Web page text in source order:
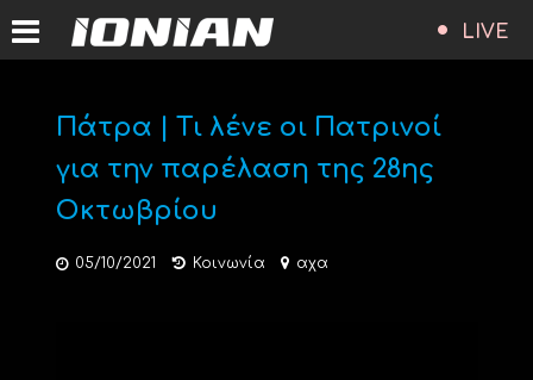
LIVE
Πάτρα | Τι λένε οι Πατρινοί
για την παρέλαση της 28ης
Οκτωβρίου
05/10/2021 Κοινωνία αχα